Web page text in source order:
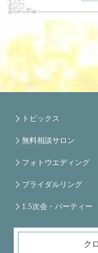
トピックス
無料相談サロン
フォトウエディング
ブライダルリング
1.5次会・パーティー
ク